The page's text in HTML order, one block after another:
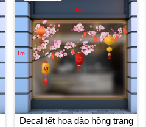
Decal tết hoa đào hồng trang